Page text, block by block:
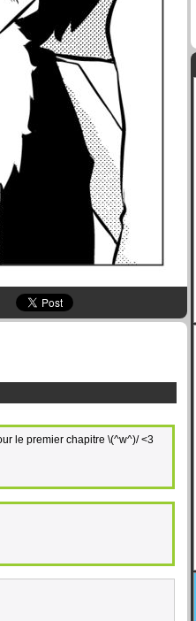
le premier chapitre \(^w^)/ <3